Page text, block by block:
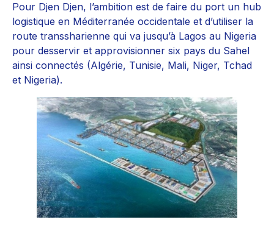
Pour Djen Djen, l’ambition est de faire du port un hub
logistique en Méditerranée occidentale et d’utiliser la
route transsharienne qui va jusqu’à Lagos au Nigeria
pour desservir et approvisionner six pays du Sahel
ainsi connectés (Algérie, Tunisie, Mali, Niger, Tchad
et Nigeria).